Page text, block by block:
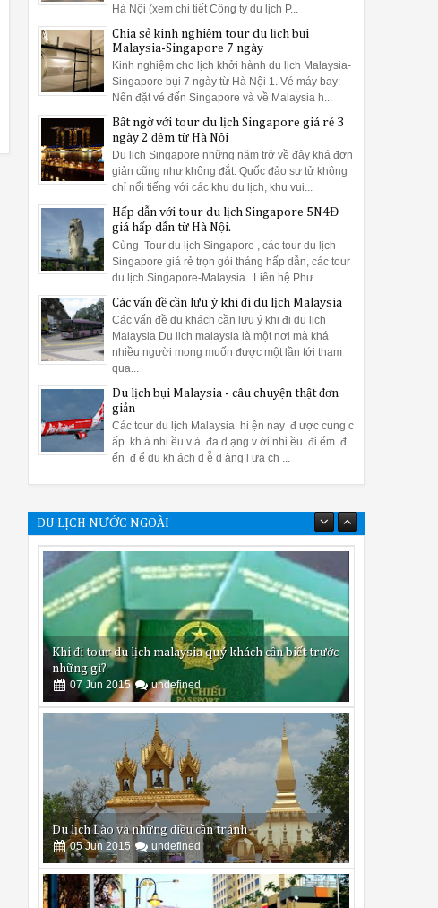
Hà Nội (xem chi tiết Công ty du lịch P...
Chia sẻ kinh nghiệm tour du lịch bụi
Malaysia-Singapore 7 ngày
Kinh nghiệm cho lịch khởi hành du lịch Malaysia-
Singapore bụi 7 ngày từ Hà Nội 1. Vé máy bay:
Nên đặt vé đến Singapore và về Malaysia h...
Bất ngờ với tour du lịch Singapore giá rẻ 3
ngày 2 đêm từ Hà Nội
Du lịch Singapore những năm trở về đây khá đơn
giản cũng như không đắt. Quốc đảo sư tử không
chỉ nổi tiếng với các khu du lịch, khu vui...
Hấp dẫn với tour du lịch Singapore 5N4Đ
giá hấp dẫn từ Hà Nội.
Cùng Tour du lịch Singapore , các tour du lịch
Singapore giá rẻ trọn gói tháng hấp dẫn, các tour
du lịch Singapore-Malaysia . Liên hệ Phư...
Các vấn đề cần lưu ý khi đi du lịch Malaysia
Các vấn đề du khách cần lưu ý khi đi du lịch
Malaysia Du lich malaysia là một nơi mà khá
nhiều người mong muốn được một lần tới tham
qua...
Du lịch bụi Malaysia - câu chuyện thật đơn
giản
Các tour du lịch Malaysia hi ện nay đ ược cung c
ấp kh á nhi ều v à đa d ạng v ới nhi ều đi ểm đ
ến đ ể du kh ách d ễ d àng l ựa ch ...
DU LỊCH NƯỚC NGOÀI
Khi đi tour du lịch malaysia quý khách cần biết trước
những gì?
07 Jun 2015 undefined
Du lịch Lào và những điều cần tránh
05 Jun 2015 undefined